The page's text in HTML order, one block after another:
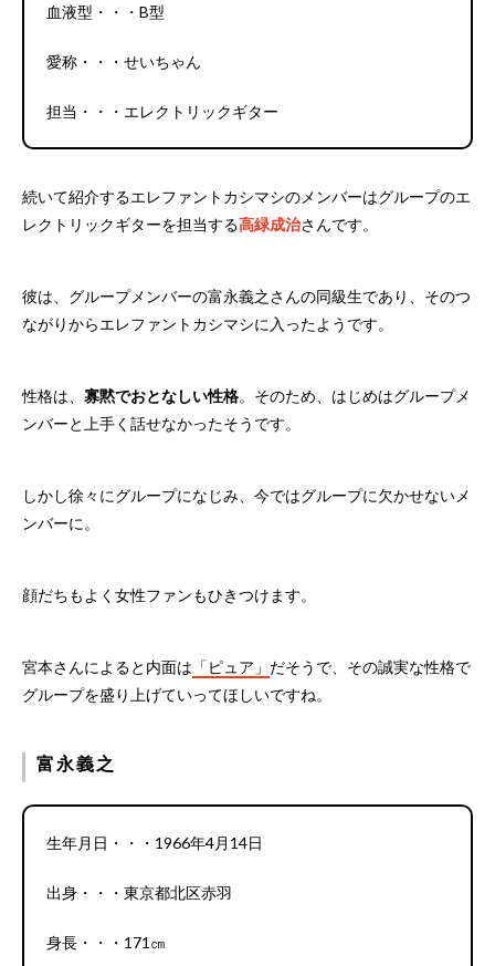
血液型・・・B型
愛称・・・せいちゃん
担当・・・エレクトリックギター
続いて紹介するエレファントカシマシのメンバーはグループのエ
レクトリックギターを担当する高緑成治さんです。
彼は、グループメンバーの富永義之さんの同級生であり、そのつ
ながりからエレファントカシマシに入ったようです。
性格は、 寡黙でおとなしい性格。そのため、はじめはグループメ
ンバーと上手く話せなかったそうです。
しかし徐々にグループになじみ、今ではグループに欠かせないメ
ンバーに。
顔だちもよく女性ファンもひきつけます。
宮本さんによると内面は 「ピュア」 だそうで、その誠実な性格で
グループを盛り上げていってほしいですね。
富永義之
生年月日・・・1966年4月14日
出身・・・東京都北区赤羽
身長・・・171㎝